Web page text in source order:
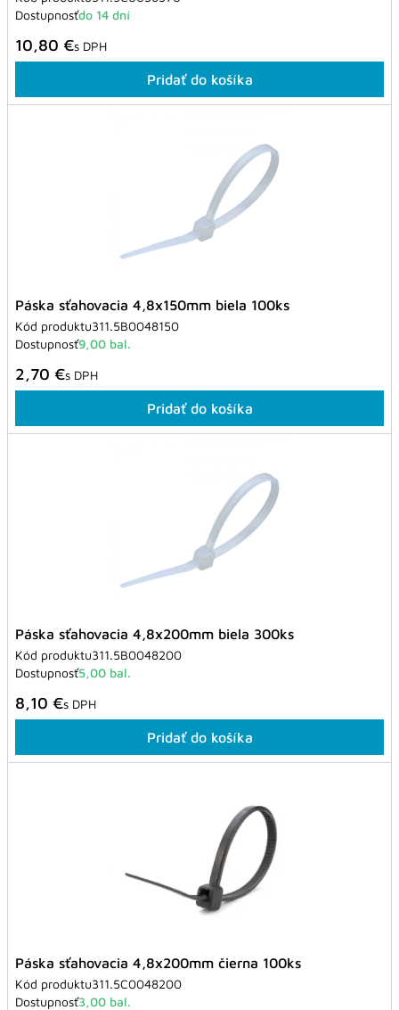
Dostupnosťdo 14 dní
10,80 €s DPH
Pridať do košíka
Páska sťahovacia 4,8x150mm biela 100ks
Kód produktu311.5B0048150
Dostupnosť9,00 bal.
2,70 €s DPH
Pridať do košíka
Páska sťahovacia 4,8x200mm biela 300ks
Kód produktu311.5B0048200
Dostupnosť5,00 bal.
8,10 €s DPH
Pridať do košíka
Páska sťahovacia 4,8x200mm čierna 100ks
Kód produktu311.5C0048200
Dostupnosť3,00 bal.